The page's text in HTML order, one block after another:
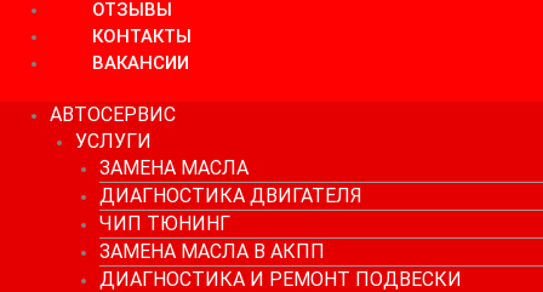
ОТЗЫВЫ
КОНТАКТЫ
ВАКАНСИИ
АВТОСЕРВИС
УСЛУГИ
ЗАМЕНА МАСЛА
ДИАГНОСТИКА ДВИГАТЕЛЯ
ЧИП ТЮНИНГ
ЗАМЕНА МАСЛА В АКПП
ДИАГНОСТИКА И РЕМОНТ ПОДВЕСКИ